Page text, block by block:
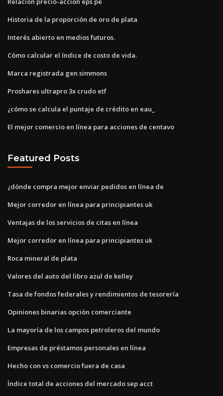
Historia de la proporción de oro de plata
Interés abierto en medios futuros.
Cómo calcular el índice de costo de vida.
Marca registrada gen simmons
Proshares ultrapro 3x crudo etf
¿cómo se calcula el puntaje de crédito en eau_
El mejor comercio en línea para acciones de centavo
Featured Posts
¿dónde compra mejor enviar pedidos en línea de
Mejor corredor en línea para principiantes uk
Ventajas de los servicios de citas en línea
Mejor corredor en línea para principiantes uk
Roca mineral de plata
Valores del auto del libro azul de kelley
Tasa de fondos federales y rendimientos de tesorería
Opiniones binarias opción comerciante
La mayoría de los campos petroleros del mundo
Empresas de préstamos personales en línea
Hecho con vs comercio fuera de casa
Índice total de acciones del mercado sep acct